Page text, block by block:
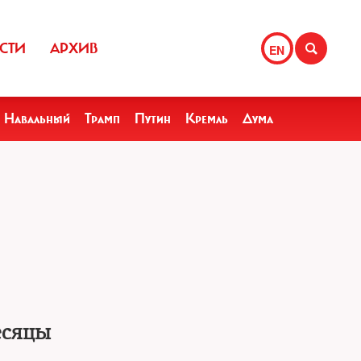
EN
АРХИВ
Навальный Трамп Путин Кремль Дума